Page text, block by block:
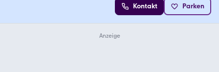
Kontakt Parken